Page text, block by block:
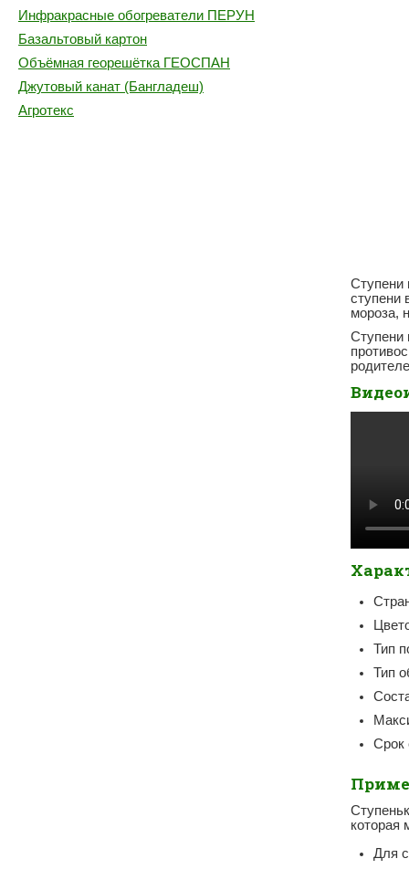
Инфракрасные обогреватели ПЕРУН
Базальтовый картон
Объёмная георешётка ГЕОСПАН
Джутовый канат (Бангладеш)
Агротекс
Ступени
ступени
мороза,
Ступени
Тип
Тип
Срок
которая
Для